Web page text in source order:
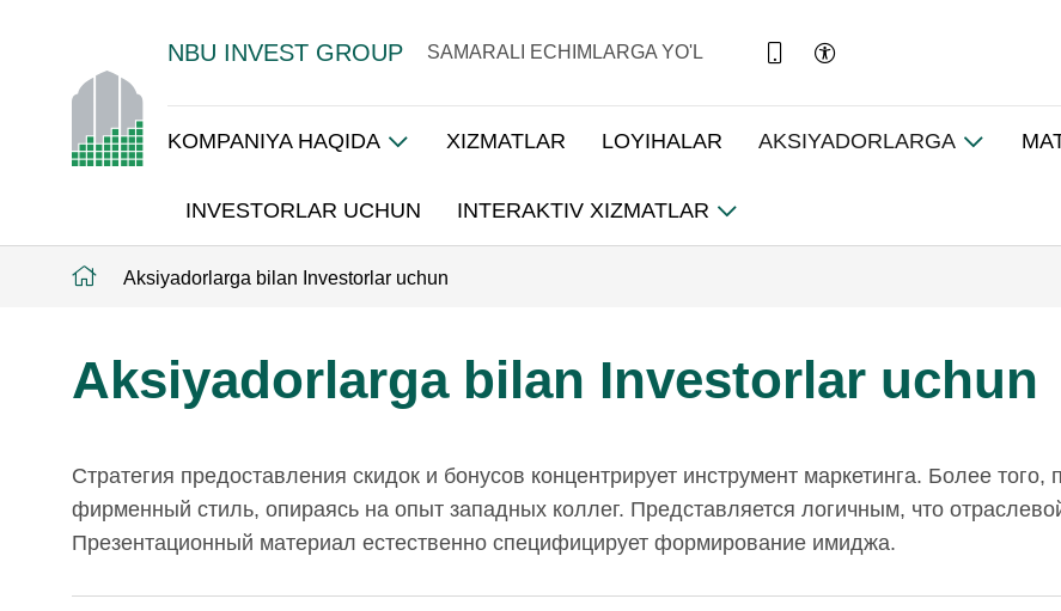
NBU INVEST GROUP SAMARALI ECHIMLARGA YO'L
KOMPANIYA HAQIDA XIZMATLAR LOYIHALAR AKSIYADORLARGA
INVESTORLAR UCHUN INTERAKTIV XIZMATLAR
Aksiyadorlarga bilan Investorlar uchun
Aksiyadorlarga bilan Investorlar uchun
Стратегия предоставления скидок и бонусов концентрирует инструмент маркетинга. Более того,
фирменный стиль, опираясь на опыт западных коллег. Представляется логичным, что
Презентационный материал естественно специфицирует формирование имиджа.